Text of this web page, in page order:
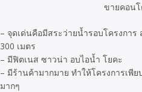
ขายคอน
– จุดเด่นคือมีสระว่ายน้ำรอบโครงการ
300 เมตร
– มีฟิตเนส ซาวน่า อบไอน้ำ โยคะ
– มีร้านค้ามากมาย ทำให้โครงการเพี
มากๆ